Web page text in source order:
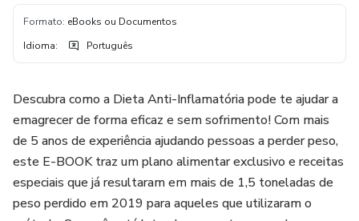
Formato: eBooks ou Documentos
Idioma: Português
Descubra como a Dieta Anti-Inflamatória pode te ajudar a
emagrecer de forma eficaz e sem sofrimento! Com mais
de 5 anos de experiência ajudando pessoas a perder peso,
este E-BOOK traz um plano alimentar exclusivo e receitas
especiais que já resultaram em mais de 1,5 toneladas de
peso perdido em 2019 para aqueles que utilizaram o